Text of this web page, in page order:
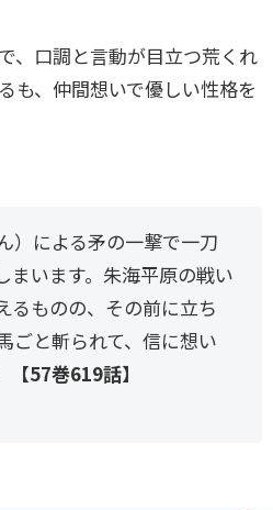
、口調と言動が目立つ荒くれ
も、仲間想いで優しい性格を
）による矛の一撃で一刀
まいます。朱海平原の戦い
るものの、その前に立ち
ごと斬られて、信に想い
【57巻619話】